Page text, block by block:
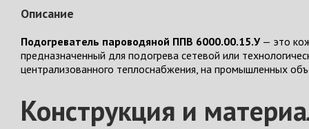
Описание
Подогреватель пароводяной ППВ 6000.00.15.У— это
предназначенный для подогрева сетевой или
централизованного теплоснабжения, на промышленных
Конструкция и